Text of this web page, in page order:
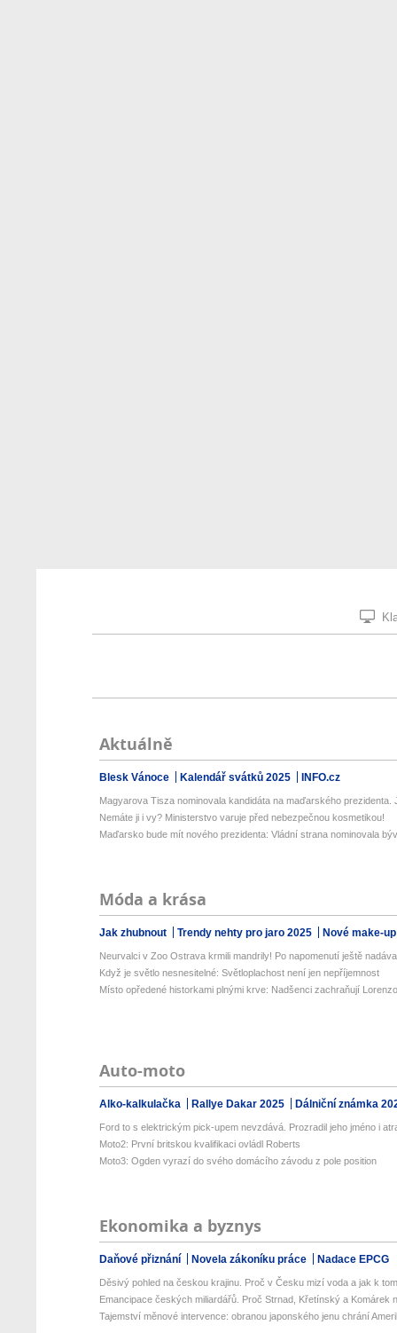
Aktuálně
Blesk Vánoce Kalendář svátků 2025 INFO.cz
Magyarova Tisza nominovala kandidáta na maďarského prezidenta.
Nemáte ji i vy? Ministerstvo varuje před nebezpečnou kosmetikou!
Maďarsko bude mít nového prezidenta: Vládní strana nominovala
Móda a krása
Jak zhubnout Trendy nehty pro jaro 2025 Nové make-
Neurvalci v Zoo Ostrava krmili mandrily! Po napomenutí ještě
Když je světlo nesnesitelné: Světloplachost není jen nepříjemnost
Místo opředené historkami plnými krve: Nadšenci zachraňují
Auto-moto
Alko-kalkulačka Rallye Dakar 2025 Dálniční známka
Ford to s elektrickým pick-upem nevzdává. Prozradil jeho jméno i
Moto2: První britskou kvalifikaci ovládl Roberts
Moto3: Ogden vyrazí do svého domácího závodu z pole position
Ekonomika a byznys
Daňové přiznání Novela zákoníku práce Nadace EPCG
Děsivý pohled na českou krajinu. Proč v Česku mizí voda a jak k
Emancipace českých miliardářů. Proč Strnad, Křetínský a Komárek
Tajemství měnové intervence: obranou japonského jenu chrání